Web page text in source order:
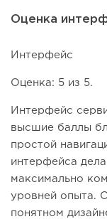
Оценка
Интерфейс
Оценка: 5 из 5.
Интерфейс
высшие баллы
простой
интерфейса
максимально
уровней опыта.
понятном